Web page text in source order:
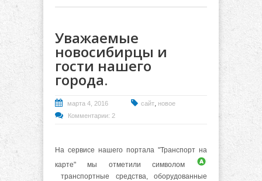
Уважаемые
новосибирцы и
гости нашего
города.
марта 4, 2016 сайт новое
Комментарии: 2
На сервисе нашего портала "Транспорт на
карте" мы отметили символом
транспортные средства, оборудованные